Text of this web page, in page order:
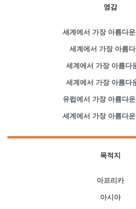
영감
세계에서 가장 아름다
세계에서 가장 아름
세계에서 가장 아름다
세계에서 가장 아름다
유럽에서 가장 아름다
세계에서 가장 아름다
목적지
아프리카
아시아